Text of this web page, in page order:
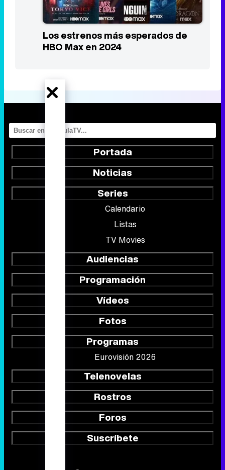
Los estrenos más esperados de
HBO Max en 2024
Portada
Noticias
Series
Calendario
Listas
TV Movies
Audiencias
Programación
Vídeos
Fotos
Programas
Eurovisión 2026
Telenovelas
Rostros
Foros
Suscríbete